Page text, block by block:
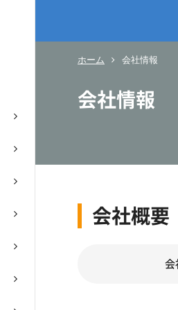
会社情報
ホーム 会社情報
会社概要
会